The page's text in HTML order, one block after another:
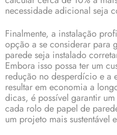
necessidade adicional seja
Finalmente, a instalação
opção a se considerar para
parede seja instalado
Embora isso possa ter um
redução no desperdício e a
resultar em economia a
dicas, é possível garantir
cada rolo de papel de
um projeto mais sustentável